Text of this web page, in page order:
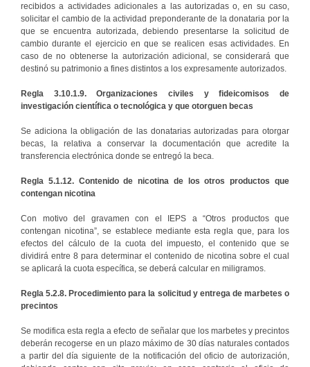
recibidos a actividades adicionales a las autorizadas o, en su caso,
solicitar el cambio de la actividad preponderante de la donataria por la
que se encuentra autorizada, debiendo presentarse la solicitud de
cambio durante el ejercicio en que se realicen esas actividades. En
caso de no obtenerse la autorización adicional, se considerará que
destinó su patrimonio a fines distintos a los expresamente autorizados.
Regla 3.10.1.9. Organizaciones civiles y fideicomisos de
investigación científica o tecnológica y que otorguen becas
Se adiciona la obligación de las donatarias autorizadas para otorgar
becas, la relativa a conservar la documentación que acredite la
transferencia electrónica donde se entregó la beca.
Regla 5.1.12. Contenido de nicotina de los otros productos que
contengan nicotina
Con motivo del gravamen con el IEPS a “Otros productos que
contengan nicotina”, se establece mediante esta regla que, para los
efectos del cálculo de la cuota del impuesto, el contenido que se
dividirá entre 8 para determinar el contenido de nicotina sobre el cual
se aplicará la cuota específica, se deberá calcular en miligramos.
Regla 5.2.8. Procedimiento para la solicitud y entrega de marbetes o
precintos
Se modifica esta regla a efecto de señalar que los marbetes y precintos
deberán recogerse en un plazo máximo de 30 días naturales contados
a partir del día siguiente de la notificación del oficio de autorización,